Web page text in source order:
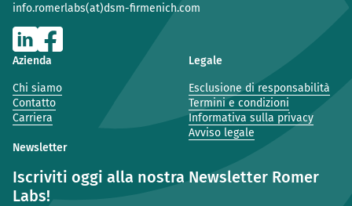
info.romerlabs(at)dsm-firmenich.com
Azienda
Chi siamo
Contatto
Carriera
Legale
Esclusione di responsabilità
Termini e condizioni
Informativa sulla privacy
Avviso legale
Newsletter
Iscriviti oggi alla nostra Newsletter Romer
Labs!